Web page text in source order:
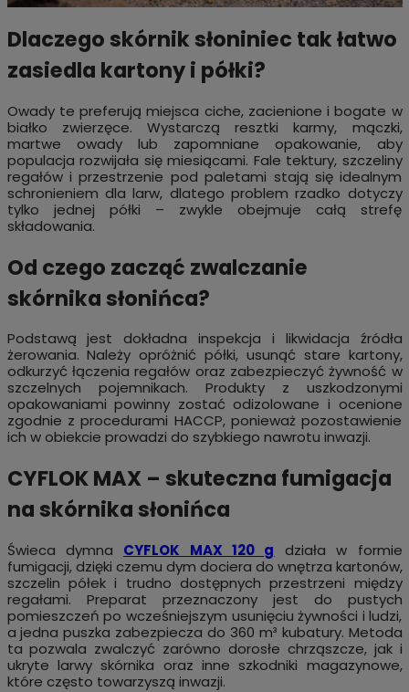
Dlaczego skórnik słoniniec tak łatwo
zasiedla kartony i półki?
Owady te preferują miejsca ciche, zacienione i bogate w
białko zwierzęce. Wystarczą resztki karmy, mączki,
martwe owady lub zapomniane opakowanie, aby
populacja rozwijała się miesiącami. Fale tektury, szczeliny
regałów i przestrzenie pod paletami stają się idealnym
schronieniem dla larw, dlatego problem rzadko dotyczy
tylko jednej półki – zwykle obejmuje całą strefę
składowania.
Od czego zacząć zwalczanie
skórnika słonińca?
Podstawą jest dokładna inspekcja i likwidacja źródła
żerowania. Należy opróżnić półki, usunąć stare kartony,
odkurzyć łączenia regałów oraz zabezpieczyć żywność w
szczelnych pojemnikach. Produkty z uszkodzonymi
opakowaniami powinny zostać odizolowane i ocenione
zgodnie z procedurami HACCP, ponieważ pozostawienie
ich w obiekcie prowadzi do szybkiego nawrotu inwazji.
CYFLOK MAX – skuteczna fumigacja
na skórnika słonińca
Świeca dymna CYFLOK MAX 120 g działa w formie
fumigacji, dzięki czemu dym dociera do wnętrza kartonów,
szczelin półek i trudno dostępnych przestrzeni między
regałami. Preparat przeznaczony jest do pustych
pomieszczeń po wcześniejszym usunięciu żywności i ludzi,
a jedna puszka zabezpiecza do 360 m³ kubatury. Metoda
ta pozwala zwalczyć zarówno dorosłe chrząszcze, jak i
ukryte larwy skórnika oraz inne szkodniki magazynowe,
które często towarzyszą inwazji.